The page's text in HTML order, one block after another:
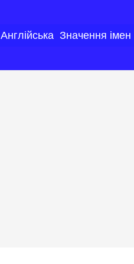
Англійська Значення імен